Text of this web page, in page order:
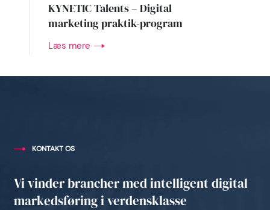
KYNETIC Talents – Digital
marketing praktik-program
Læs mere
KONTAKT OS
Vi vinder brancher med intelligent digital
markedsføring i verdensklasse